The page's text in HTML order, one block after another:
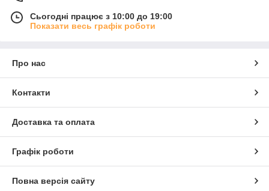
Сьогодні працює з 10:00 до 19:00
Показати весь графік роботи
Про нас
Контакти
Доставка та оплата
Графік роботи
Повна версія сайту